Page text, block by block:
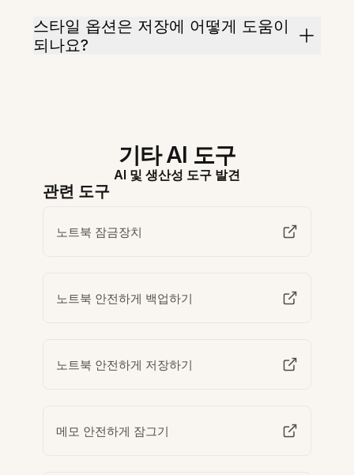
스타일 옵션은 저장에 어떻게 도움이
되나요?
기타 AI 도구
AI 및 생산성 도구 발견
관련 도구
노트북 잠금장치
노트북 안전하게 백업하기
노트북 안전하게 저장하기
메모 안전하게 잠그기